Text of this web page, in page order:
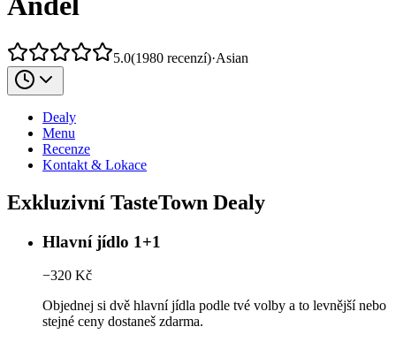
5.0(1980 recenzí)·Asian
Dealy
Menu
Recenze
Kontakt & Lokace
Exkluzivní TasteTown Dealy
Hlavní jídlo 1+1
−320 Kč
Objednej si dvě hlavní jídla podle tvé volby a to levnější nebo
stejné ceny dostaneš zdarma.